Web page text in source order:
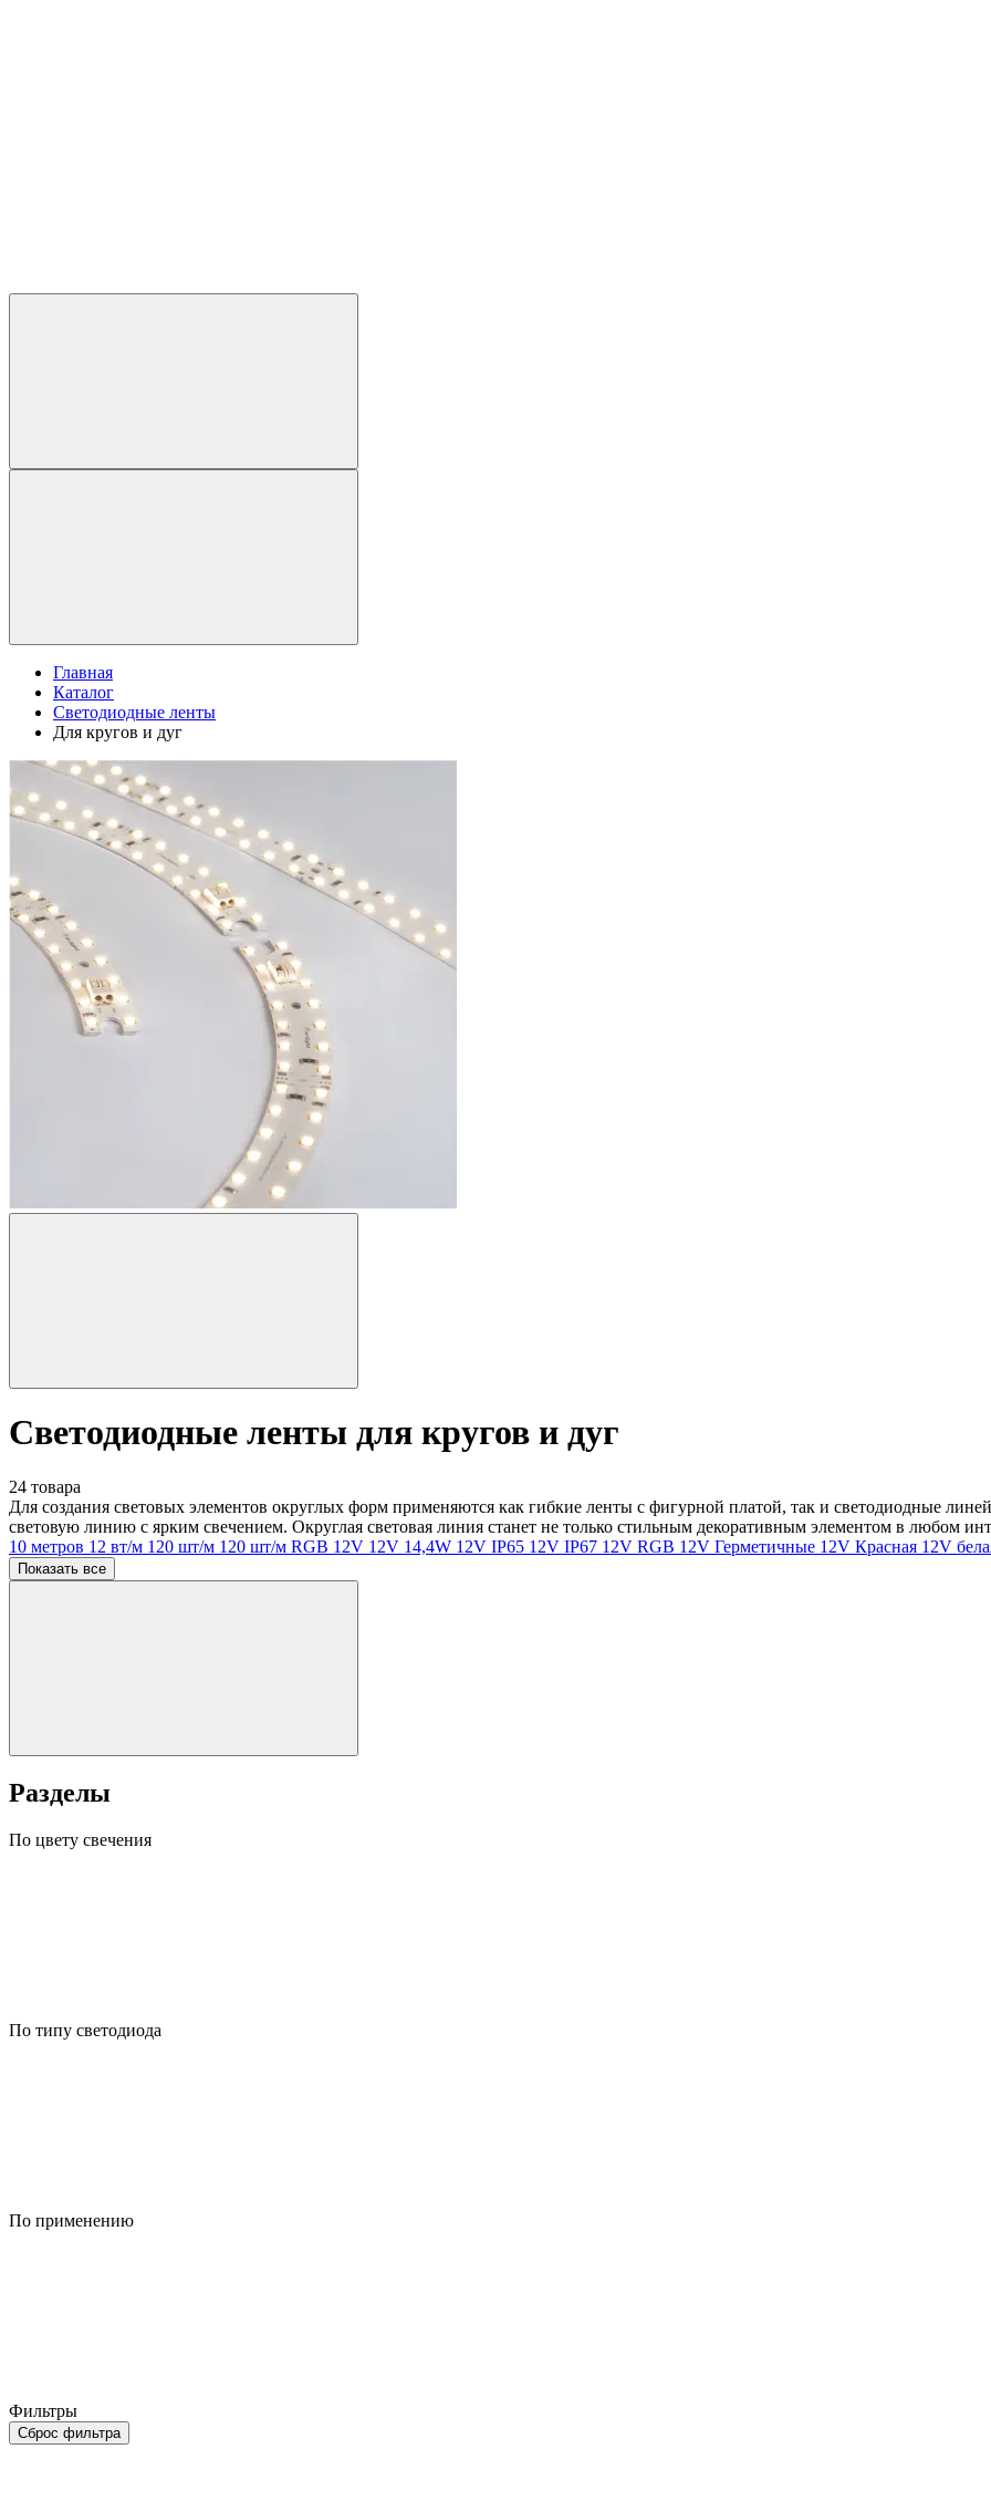
Главная
Каталог
Светодиодные ленты
Для кругов и дуг
Светодиодные ленты для кругов и дуг
24 товара
Для создания световых элементов округлых форм применяются как гибкие ленты с фигурной платой, так и светодиодные
световую линию с ярким свечением. Округлая световая линия станет не только стильным декоративным элементом в любом
10 метров 12 вт/м 120 шт/м 120 шт/м RGB 12V 12V 14,4W 12V IP65 12V IP67 12V RGB 12V Герметичные 12V Красная 12V
Показать все
Разделы
По цвету свечения
По типу светодиода
По применению
Фильтры
Сброс фильтра